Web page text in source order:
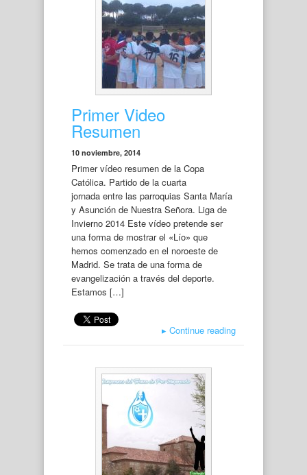
Primer Video
Resumen
10 noviembre, 2014
Primer vídeo resumen de la Copa
Católica. Partido de la cuarta
jornada entre las parroquias Santa María
y Asunción de Nuestra Señora. Liga de
Invierno 2014 Este vídeo pretende ser
una forma de mostrar el «Lío» que
hemos comenzado en el noroeste de
Madrid. Se trata de una forma de
evangelización a través del deporte.
Estamos […]
▸ Continue reading